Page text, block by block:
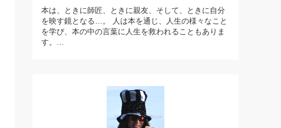
米国スポーツ・ビジネスに学ぶ心理学(98)
高橋一喜の『これぞ！"本物の温泉"』(157)
本は、ときに師匠、ときに親友、そして、ときに自分
を映す鏡となる…。 人は本を通じ、人生の様々なこと
を学び、本の中の言葉に人生を救われることもありま
す。…